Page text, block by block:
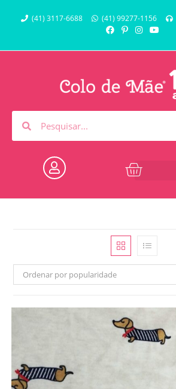
(41) 3117-6688 (41) 99277-1156
Ordenar por popularidade